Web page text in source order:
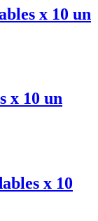
x 10 un
x 10 un
x 10